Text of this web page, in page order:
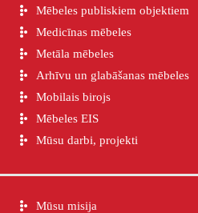
Mēbeles publiskiem objektiem
Medicīnas mēbeles
Metāla mēbeles
Arhīvu un glabāšanas mēbeles
Mobilais birojs
Mēbeles EIS
Mūsu darbi, projekti
Mūsu misija